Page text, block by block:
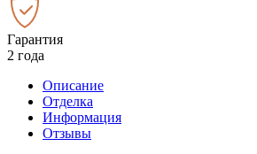
Гарантия
2 года
Описание
Отделка
Информация
Отзывы